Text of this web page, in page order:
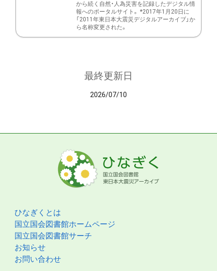
から続く自然・人為災害を記録したデジタル情
報へのポータルサイト。 *2017年1月20日に
「2011年東日本大震災デジタルアーカイブ」か
ら名称変更された。
最終更新日
2026/07/10
ひなぎくとは
国立国会図書館ホームページ
国立国会図書館サーチ
お知らせ
お問い合わせ